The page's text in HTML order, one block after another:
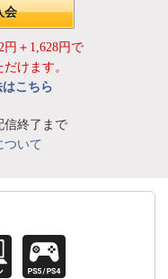
会
円＋1,628円で
けます。
こちら
信終了まで
ついて